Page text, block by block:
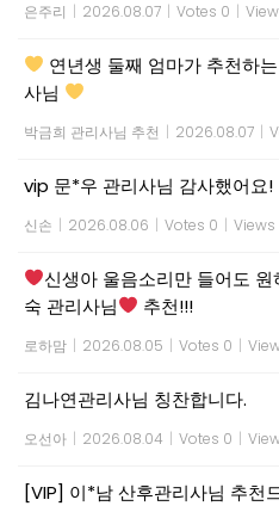
은주리 | 2026.08.07 | Votes 0 |
연년생 둘째 엄마가 추천하
사님
박금희 관리사님 추천 | 2026.08.07 |
vip 문*우 관리사님 감사했어요!
신손 | 2026.08.06 | Votes 0 | Views
신생아 울음소리만 들어도
숙 관리사님
추천!!!
로하맘 | 2026.08.05 | Votes 0 |
김나연관리사님 칭찬합니다.
오선아 | 2026.08.04 | Votes 0 |
[VIP] 이*남 산후관리사님 추천